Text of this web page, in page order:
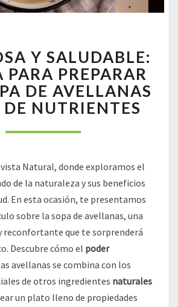
Y
SALUDABLE:
RECETA
PARA
PREPARAR
SOPA
AVELLANAS
LLENA
DE
NUTRIENTES
Y SALUDABLE:
PARA PREPARAR
DE AVELLANAS
NUTRIENTES
Natural, donde exploramos el
de la naturaleza y sus beneficios
En esta ocasión, te presentamos
sobre la sopa de avellanas, una
reconfortante que te sorprenderá
Descubre cómo el poder
avellanas se combina con los
de otros ingredientes naturales
un plato lleno de propiedades